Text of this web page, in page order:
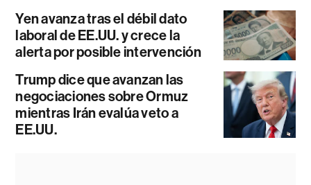
Yen avanza tras el débil dato
laboral de EE.UU. y crece la
alerta por posible intervención
Trump dice que avanzan las
negociaciones sobre Ormuz
mientras Irán evalúa veto a
EE.UU.